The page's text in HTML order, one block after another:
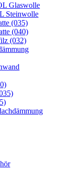
Glaswolle
Steinwolle
(035)
(040)
(032)